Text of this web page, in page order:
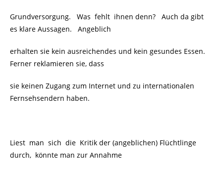
Grundversorgung. Was fehlt ihnen denn? Auch da gibt
es klare Aussagen. Angeblich
erhalten sie kein ausreichendes und kein gesundes Essen.
Ferner reklamieren sie, dass
sie keinen Zugang zum Internet und zu internationalen
Fernsehsendern haben.
Liest man sich die Kritik der (angeblichen) Flüchtlinge
durch, könnte man zur Annahme